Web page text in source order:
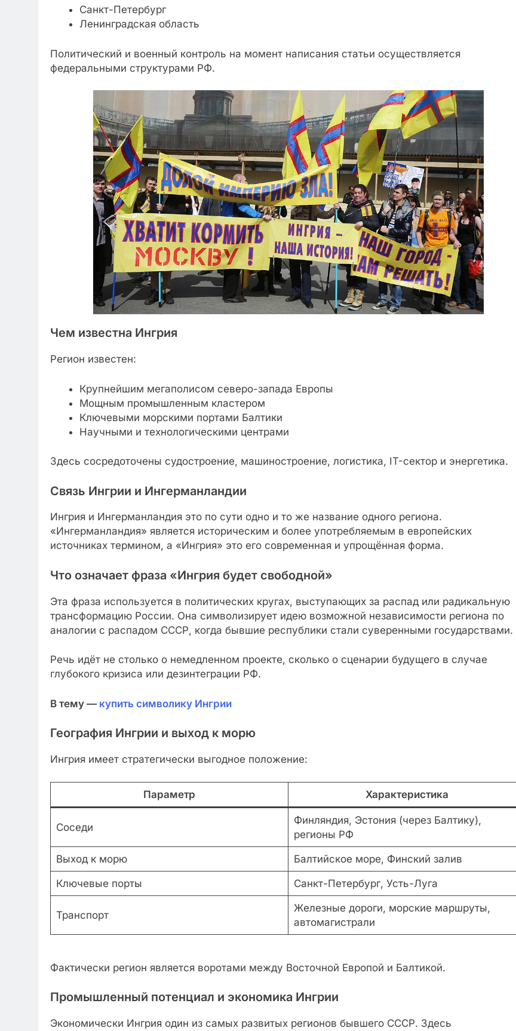
Санкт-Петербург
Ленинградская область
Политический и военный контроль на момент написания статьи осуществляется
федеральными структурами РФ.
Чем известна Ингрия
Регион известен:
Крупнейшим мегаполисом северо-запада Европы
Мощным промышленным кластером
Ключевыми морскими портами Балтики
Научными и технологическими центрами
Здесь сосредоточены судостроение, машиностроение, логистика, IT-сектор и энергетика.
Связь Ингрии и Ингерманландии
Ингрия и Ингерманландия это по сути одно и то же название одного региона.
«Ингерманландия» является историческим и более употребляемым в европейских
источниках термином, а «Ингрия» это его современная и упрощённая форма.
Что означает фраза «Ингрия будет свободной»
Эта фраза используется в политических кругах, выступающих за распад или радикальную
трансформацию России. Она символизирует идею возможной независимости региона по
аналогии с распадом СССР, когда бывшие республики стали суверенными государствами.
Речь идёт не столько о немедленном проекте, сколько о сценарии будущего в случае
глубокого кризиса или дезинтеграции РФ.
В тему — купить символику Ингрии
География Ингрии и выход к морю
Ингрия имеет стратегически выгодное положение:
Параметр Характеристика
Соседи
Финляндия, Эстония (через Балтику),
регионы РФ
Выход к морю Балтийское море, Финский залив
Ключевые порты Санкт-Петербург, Усть-Луга
Транспорт
Железные дороги, морские маршруты,
автомагистрали
Фактически регион является воротами между Восточной Европой и Балтикой.
Промышленный потенциал и экономика Ингрии
Экономически Ингрия один из самых развитых регионов бывшего СССР. Здесь